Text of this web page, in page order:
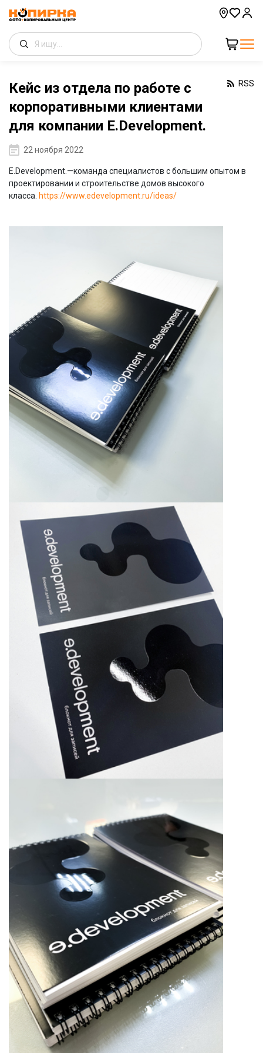
Кейс из отдела по работе с
корпоративными клиентами
для компании E.Development.
RSS
22 ноября 2022
E.Development.—команда специалистов с большим опытом в
проектировании и строительстве домов высокого
класса. https://www.edevelopment.ru/ideas/